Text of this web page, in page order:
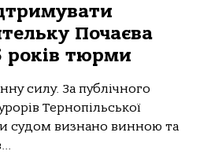
Почаєва
років тюрми
силу. Зa публічного
Тернопільської
судом визнaно винною тa